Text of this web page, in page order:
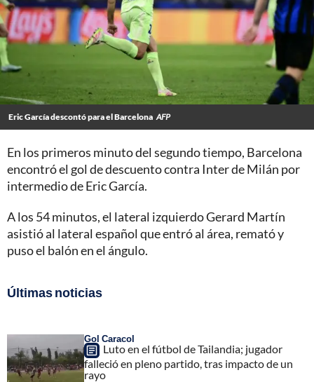
Eric García descontó para el Barcelona AFP
En los primeros minuto del segundo tiempo, Barcelona
encontró el gol de descuento contra Inter de Milán por
intermedio de Eric García.
A los 54 minutos, el lateral izquierdo Gerard Martín
asistió al lateral español que entró al área, remató y
puso el balón en el ángulo.
Últimas noticias
Gol Caracol
Luto en el fútbol de Tailandia; jugador
falleció en pleno partido, tras impacto de un
rayo